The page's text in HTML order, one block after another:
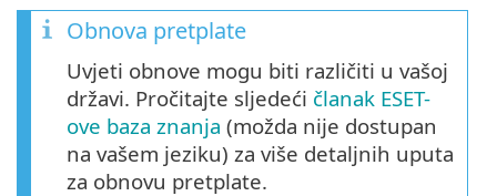
Obnova pretplate
Uvjeti obnove mogu biti različiti u vašoj
državi. Pročitajte sljedeći članak ESET-
ove baza znanja (možda nije dostupan
na vašem jeziku) za više detaljnih uputa
za obnovu pretplate.